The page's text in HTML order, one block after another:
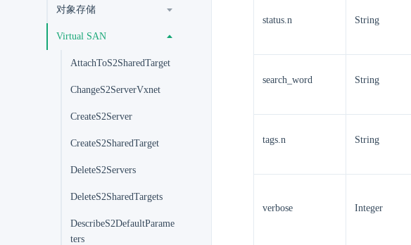
对象存储
Virtual SAN
AttachToS2SharedTarget
ChangeS2ServerVxnet
CreateS2Server
CreateS2SharedTarget
DeleteS2Servers
DeleteS2SharedTargets
DescribeS2DefaultParame
ters
status.n String
search_word String
tags.n String
verbose Integer